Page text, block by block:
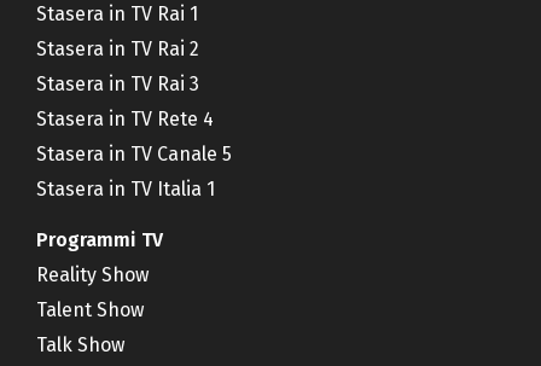
Stasera in TV Rai 1
Stasera in TV Rai 2
Stasera in TV Rai 3
Stasera in TV Rete 4
Stasera in TV Canale 5
Stasera in TV Italia 1
Programmi TV
Reality Show
Talent Show
Talk Show